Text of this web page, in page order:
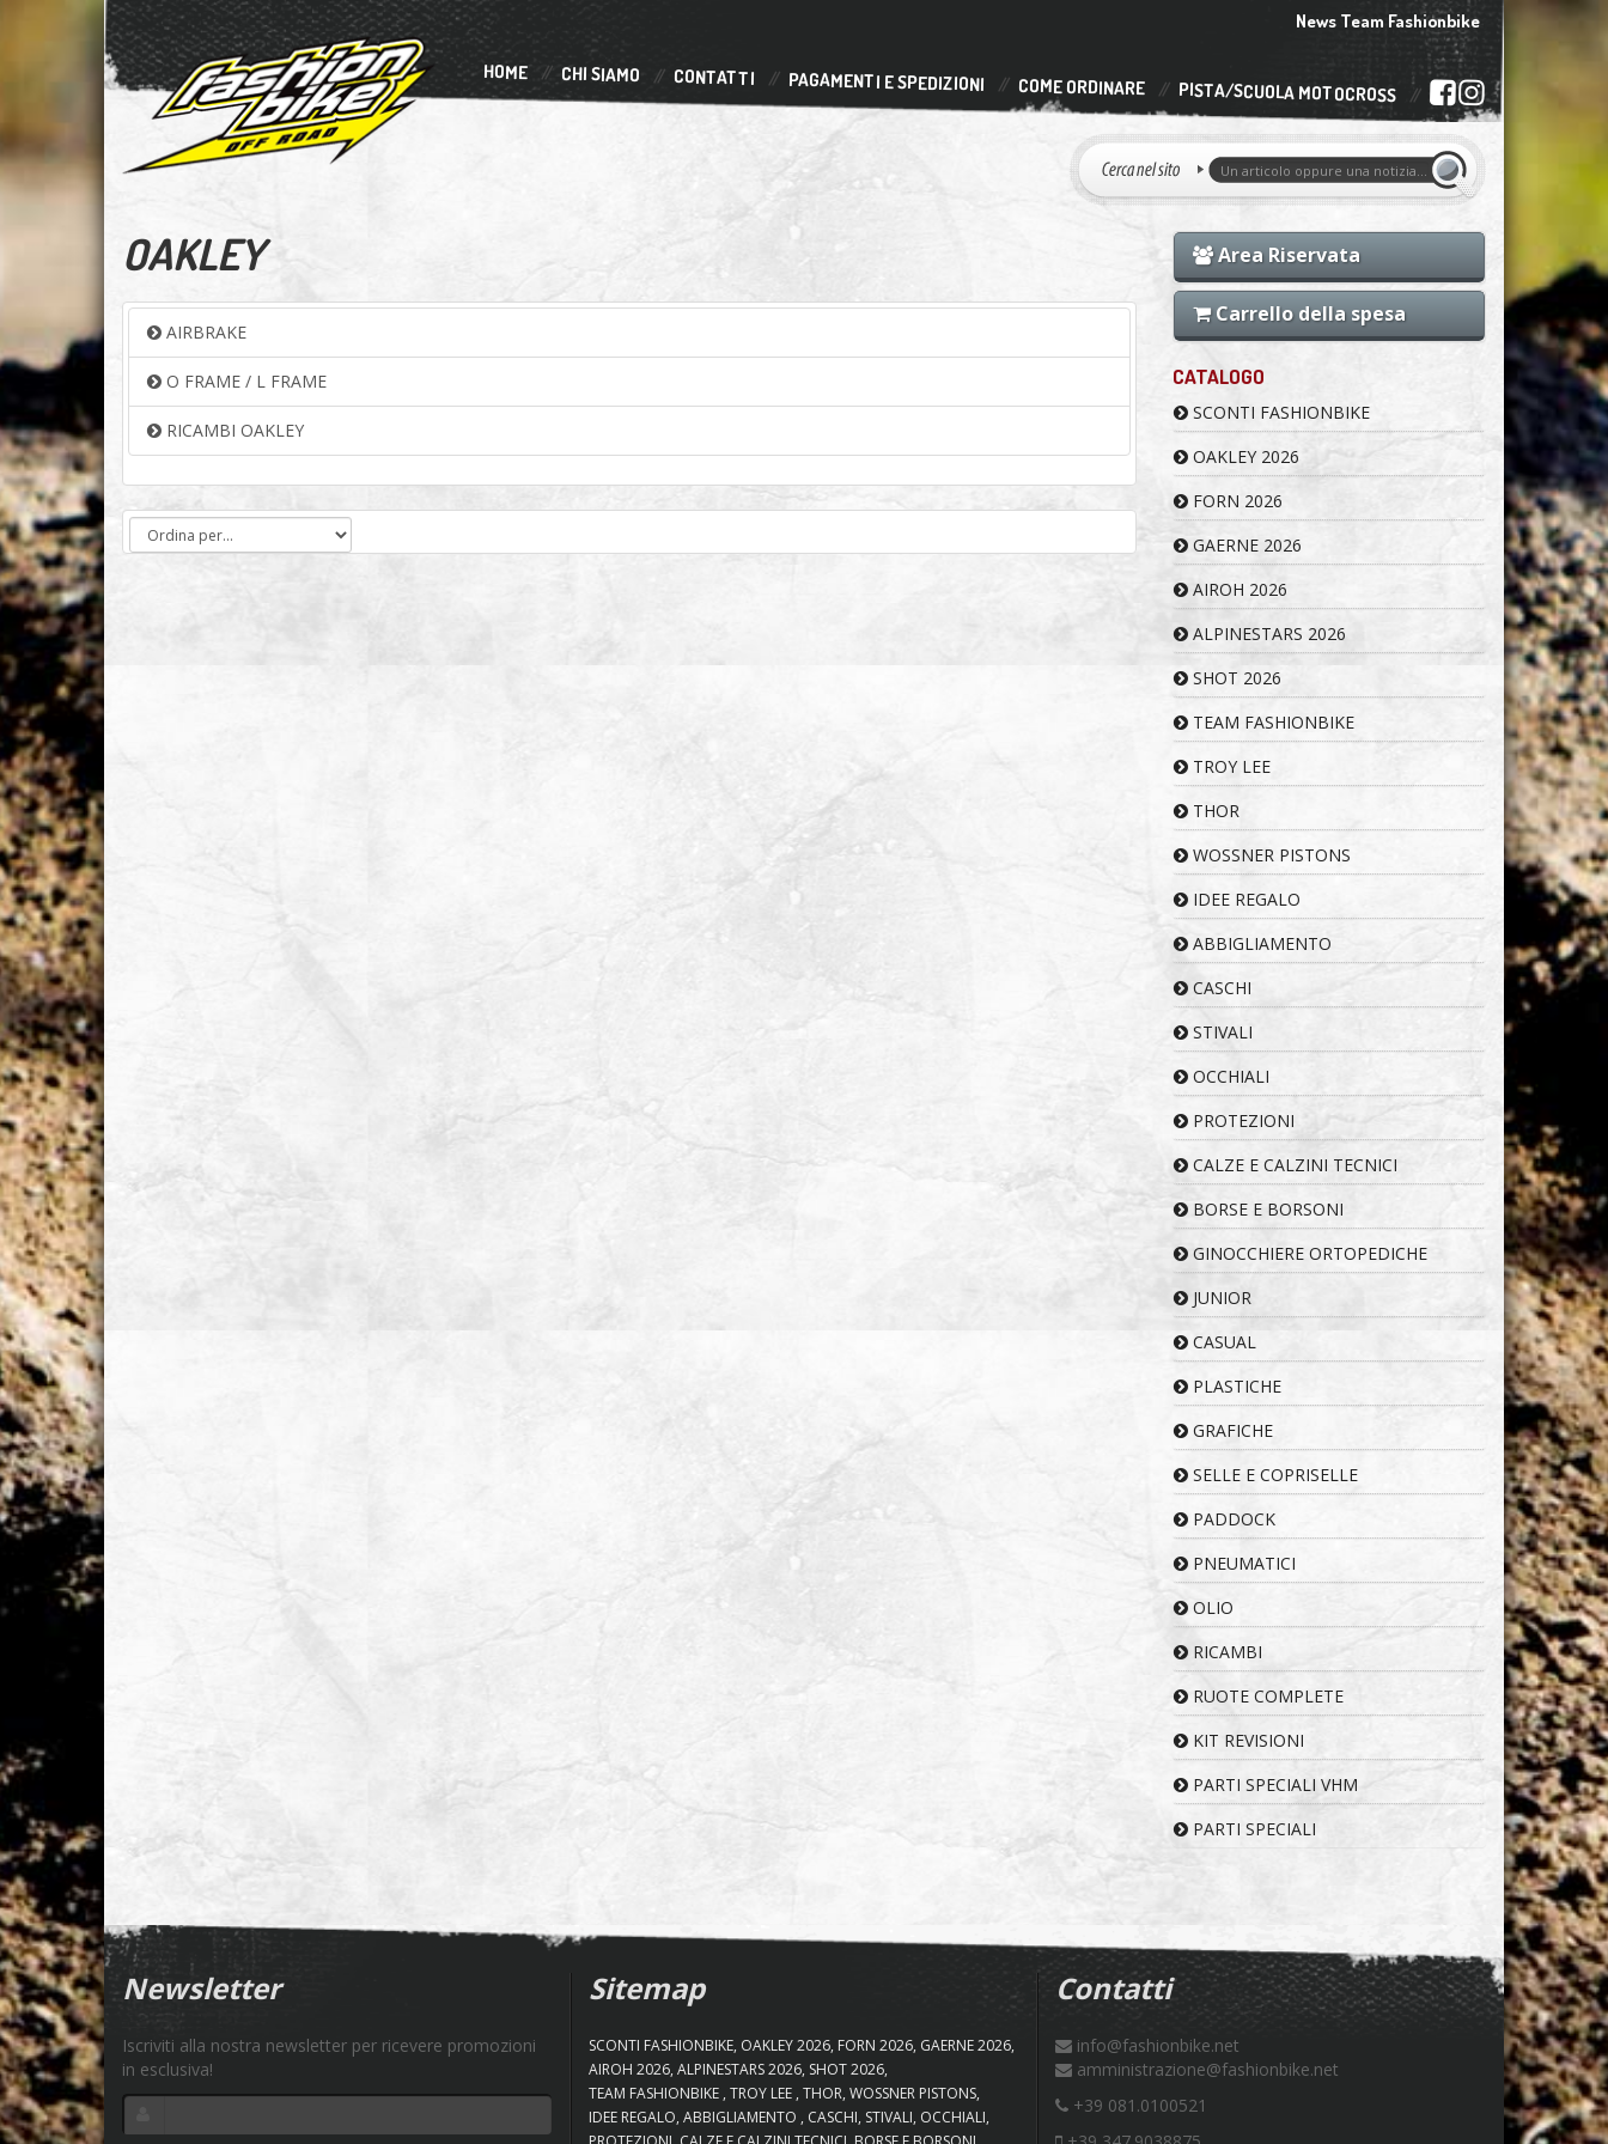
News Team Fashionbike
HOME CHI SIAMO CONTATTI PAGAMENTI E SPEDIZIONI COME ORDINARE PISTA/SCUOLA MOTOCROSS
OAKLEY
AIRBRAKE
O FRAME / L FRAME
RICAMBI OAKLEY
Area Riservata
Carrello della spesa
CATALOGO
SCONTI FASHIONBIKE
OAKLEY 2026
FORN 2026
GAERNE 2026
AIROH 2026
ALPINESTARS 2026
SHOT 2026
TEAM FASHIONBIKE
TROY LEE
THOR
WOSSNER PISTONS
IDEE REGALO
ABBIGLIAMENTO
CASCHI
STIVALI
OCCHIALI
PROTEZIONI
CALZE E CALZINI TECNICI
BORSE E BORSONI
GINOCCHIERE ORTOPEDICHE
JUNIOR
CASUAL
PLASTICHE
GRAFICHE
SELLE E COPRISELLE
PADDOCK
PNEUMATICI
OLIO
RICAMBI
RUOTE COMPLETE
KIT REVISIONI
PARTI SPECIALI VHM
PARTI SPECIALI
Newsletter
Iscriviti alla nostra newsletter per ricevere promozioni
in esclusiva!
Sitemap
SCONTI FASHIONBIKE OAKLEY 2026 FORN 2026 GAERNE 2026
AIROH 2026 ALPINESTARS 2026 SHOT 2026
TEAM FASHIONBIKE TROY LEE THOR WOSSNER PISTONS
IDEE REGALO ABBIGLIAMENTO CASCHI STIVALI OCCHIALI
Contatti
info@fashionbike.net
amministrazione@fashionbike.net
+39 081.0100521